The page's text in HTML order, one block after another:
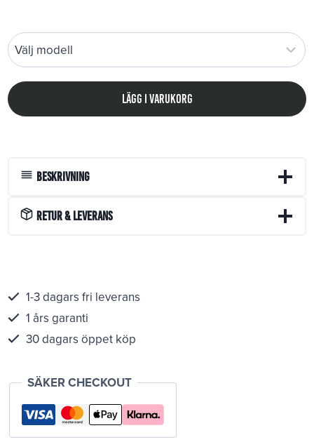
Lägg i varukorg
Beskrivning
Retur & Leverans
1-3 dagars fri leverans
1 års garanti
30 dagars öppet köp
SÄKER CHECKOUT